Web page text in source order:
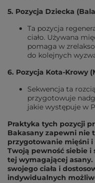
5. Pozycja Dziecka
Ta pozycja
ciało. Używana
pomaga w
do kolejnych
6. Pozycja Kota-Krowy
Sekwencja ta
przygotowuje
jakie występuje w
Praktyka tych pozycji
Bakasany zapewni nie
przygotowanie mięśni
Twoją pewność siebie
tej wymagającej asany.
swojego ciała i
indywidualnych